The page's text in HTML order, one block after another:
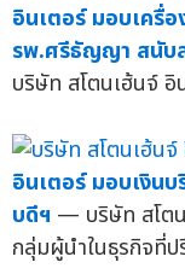
อินเตอร์ มอบเครื่
รพ.ศรีธัญญา สนับ
บริษัท สโตนเฮ้นจ์ อิ
อินเตอร์ มอบเงิน
บดีฯ — บริษัท สโต
กลุ่มผู้นำในธุรกิจที่ป